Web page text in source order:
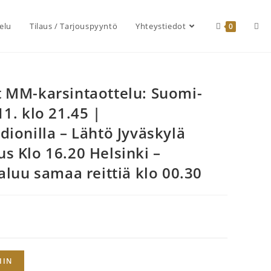
Tilaus / Tarjouspyyntö Yhteystiedot 0
MM-karsintaottelu: Suomi-
klo 21.45 |
– Lähtö Jyväskylä
Klo 16.20 Helsinki –
samaa reittiä klo 00.30